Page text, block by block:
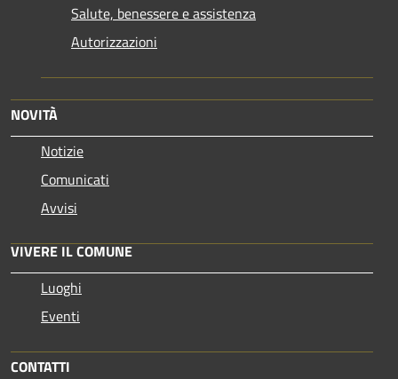
Salute, benessere e assistenza
Autorizzazioni
NOVITÀ
Notizie
Comunicati
Avvisi
VIVERE IL COMUNE
Luoghi
Eventi
CONTATTI